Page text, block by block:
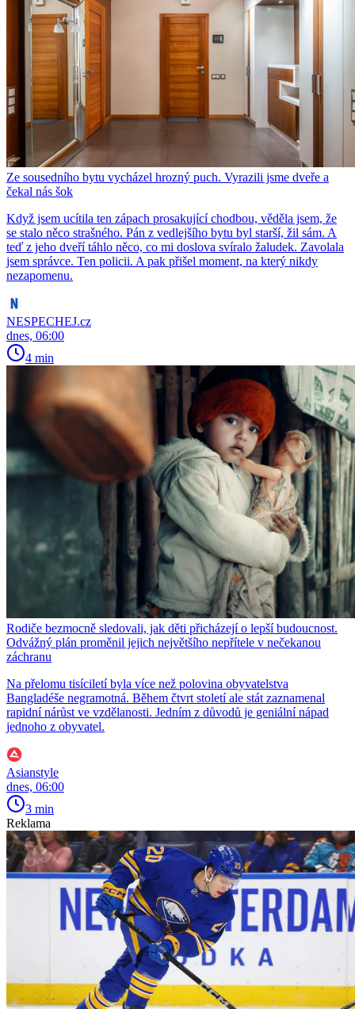
Ze sousedního bytu vycházel hrozný puch. Vyrazili jsme dveře a
čekal nás šok
Když jsem ucítila ten zápach prosakující chodbou, věděla jsem, že
se stalo něco strašného. Pán z vedlejšího bytu byl starší, žil sám. A
teď z jeho dveří táhlo něco, co mi doslova svíralo žaludek. Zavolala
jsem správce. Ten policii. A pak přišel moment, na který nikdy
nezapomenu.
NESPECHEJ.cz
dnes, 06:00
4 min
Rodiče bezmocně sledovali, jak děti přicházejí o lepší budoucnost.
Odvážný plán proměnil jejich největšího nepřítele v nečekanou
záchranu
Na přelomu tisíciletí byla více než polovina obyvatelstva
Bangladéše negramotná. Během čtvrt století ale stát zaznamenal
rapidní nárůst ve vzdělanosti. Jedním z důvodů je geniální nápad
jednoho z obyvatel.
Asianstyle
dnes, 06:00
3 min
Reklama